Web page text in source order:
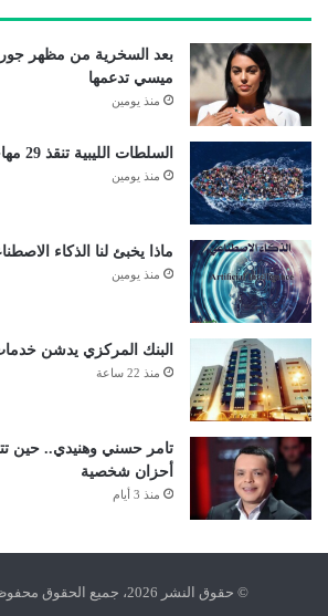
بعد السخرية من مظهر
ميسي تدعمها
منذ يومين
السلطات الليبية تنقذ 29 مهاجرًا غير نظامي
منذ يومين
ماذا يخبئ لنا الذكاء
منذ يومين
البنك المركزي يدشن
منذ 22 ساعة
تامر حسني وهنيدي.. حين
أحزان شخصية
منذ 3 أيام
© حقوق النشر 2026، جميع الحقوق محفوظة | كوش نيوز